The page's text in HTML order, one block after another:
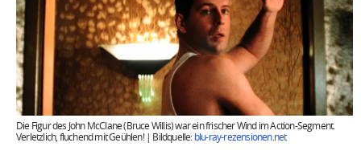
Die Figur des John McClane (Bruce Willis) war ein frischer Wind im Action-Segment.
Verletzlich, fluchend mit Geühlen! | Bildquelle: blu-ray-rezensionen.net